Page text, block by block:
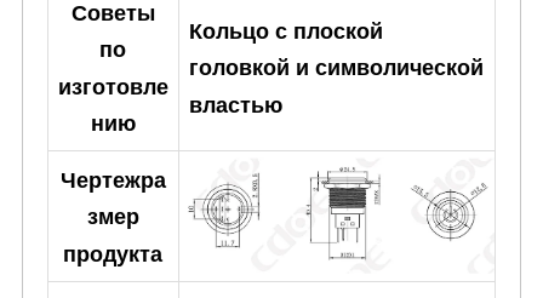
Советы
по
изготовле
нию
Кольцо с плоской
головкой и символической
властью
Чертежра
змер
продукта